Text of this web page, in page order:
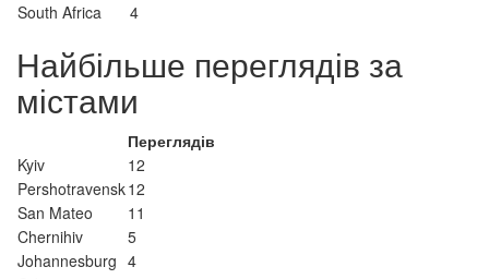
South Africa
4
Найбільше переглядів за
містами
Переглядів
Kyiv
12
Pershotravensk12
San Mateo
11
Chernihiv
5
Johannesburg 4